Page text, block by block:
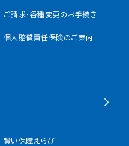
ご請求・各種変更のお手続き
個人賠償責任保険のご案内
賢い保障えらび